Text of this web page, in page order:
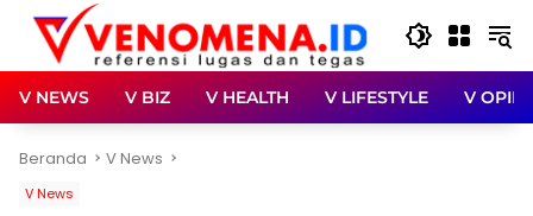
Langsung
konten
V NEWS V BIZ V HEALTH V LIFESTYLE V OPINI
Beranda V News
V News